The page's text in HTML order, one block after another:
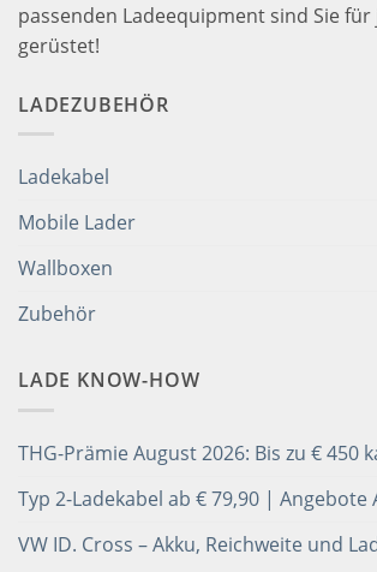
passenden Ladeequipment sind Sie
gerüstet!
LADEZUBEHÖR
Ladekabel
Mobile Lader
Wallboxen
Zubehör
LADE KNOW-HOW
THG-Prämie August 2026: Bis zu € 450
Typ 2-Ladekabel ab € 79,90 | Angebote
VW ID. Cross – Akku, Reichweite und